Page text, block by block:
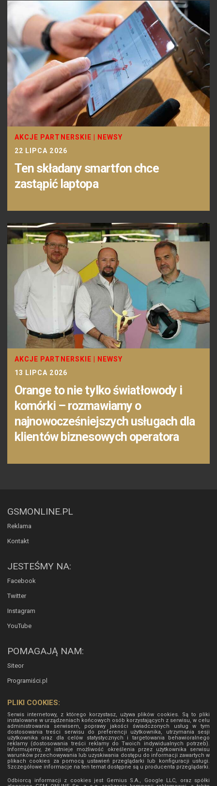
AKCJE PARTNERSKIE
NEWSY
22 LIPCA 2026
Ten składany smartfon chce
zastąpić laptopa
AKCJE PARTNERSKIE
NEWSY
13 LIPCA 2026
Orange to nie tylko światłowody i
komórki – rozmawiamy o
najnowocześniejszych usługach dla
klientów biznesowych operatora
GSMONLINE.PL
Reklama
Kontakt
JESTEŚMY NA:
Facebook
Twitter
Instagram
YouTube
POMAGAJĄ NAM:
Siteor
Programiści.pl
PLIKI COOKIES:
Serwis internetowy, z którego korzystasz, używa plików cookies. Są to pliki
instalowane w urządzeniach końcowych osób korzystających z serwisu, w celu
administrowania serwisem, poprawy jakości świadczonych usług w tym
dostosowania treści serwisu do preferencji użytkownika, utrzymania sesji
użytkownika oraz dla celów statystycznych i targetowania behawioralnego
reklamy (dostosowania treści reklamy do Twoich indywidualnych potrzeb).
Informujemy, że istnieje możliwość określenia przez użytkownika serwisu
warunków przechowywania lub uzyskiwania dostępu do informacji zawartych w
plikach cookies za pomocą ustawień przeglądarki lub konfiguracji usługi.
Szczegółowe informacje na ten temat dostępne są u producenta przeglądarki.
Odbiorcą informacji z cookies jest Gemius S.A., Google LLC, oraz spółki